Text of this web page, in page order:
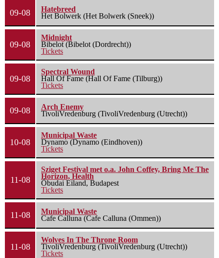
09-08
Hatebreed
Het Bolwerk (Het Bolwerk (Sneek))
09-08
Midnight
Bibelot (Bibelot (Dordrecht))
Tickets
09-08
Spectral Wound
Hall Of Fame (Hall Of Fame (Tilburg))
Tickets
09-08
Arch Enemy
TivoliVredenburg (TivoliVredenburg (Utrecht))
10-08
Municipal Waste
Dynamo (Dynamo (Eindhoven))
Tickets
11-08
Sziget Festival met o.a. John Coffey, Bring Me The
Horizon, Health
Óbudai Eiland, Budapest
Tickets
11-08
Municipal Waste
Cafe Calluna (Cafe Calluna (Ommen))
11-08
Wolves In The Throne Room
TivoliVredenburg (TivoliVredenburg (Utrecht))
Tickets